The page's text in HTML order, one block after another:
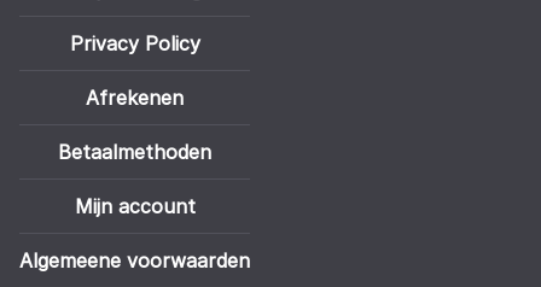
Privacy Policy
Afrekenen
Betaalmethoden
Mijn account
Algemeene voorwaarden